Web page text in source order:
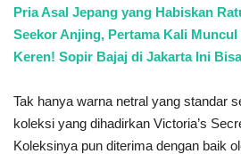
Pria Asal Jepang yang Habiskan
Seekor Anjing, Pertama Kali
Keren! Sopir Bajaj di Jakarta Ini
Tak hanya warna netral yang standar
koleksi yang dihadirkan Victoria’s
Koleksinya pun diterima dengan baik